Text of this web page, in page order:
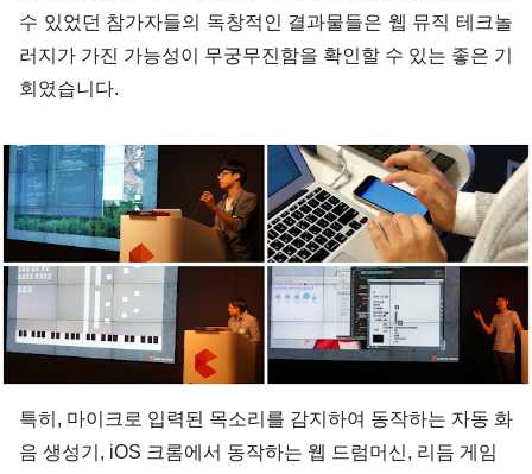
수 있었던 참가자들의 독창적인 결과물들은 웹 뮤직 테크놀
러지가 가진 가능성이 무궁무진함을 확인할 수 있는 좋은 기
회였습니다.
특히, 마이크로 입력된 목소리를 감지하여 동작하는 자동 화
음 생성기, iOS 크롬에서 동작하는 웹 드럼머신, 리듬 게임